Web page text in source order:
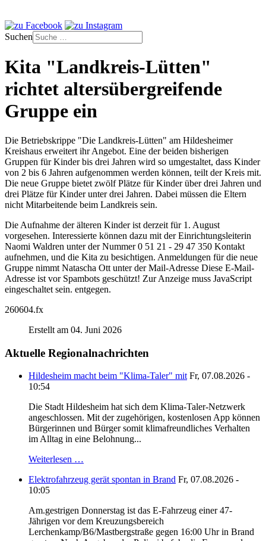
Suchen
Kita "Landkreis-Lütten"
richtet altersübergreifende
Gruppe ein
Die Betriebskrippe "Die Landkreis-Lütten" am Hildesheimer
Kreishaus erweitert ihr Angebot. Eine der beiden bisherigen
Gruppen für Kinder bis drei Jahren wird so umgestaltet, dass Kinder
von 2 bis 6 Jahren aufgenommen werden können, teilt der Kreis mit.
Die neue Gruppe bietet zwölf Plätze für Kinder über drei Jahren und
drei Plätze für Kinder unter drei Jahren. Dabei müssen die Eltern
nicht Mitarbeitende beim Landkreis sein.
Die Aufnahme der älteren Kinder ist derzeit für 1. August
vorgesehen. Interessierte können dazu mit der Einrichtungsleiterin
Naomi Waldren unter der Nummer 0 51 21 - 29 47 350 Kontakt
aufnehmen, und die Kita zu besichtigen. Anmeldungen für die neue
Gruppe nimmt Natascha Ott unter der Mail-Adresse Diese E-Mail-
Adresse ist vor Spambots geschützt! Zur Anzeige muss JavaScript
eingeschaltet sein. entgegen.
260604.fx
Erstellt am 04. Juni 2026
Aktuelle Regionalnachrichten
Hildesheim macht beim "Klima-Taler" mit Fr, 07.08.2026 -
10:54
Die Stadt Hildesheim hat sich dem Klima-Taler-Netzwerk
angeschlossen. Mit der zugehörigen, kostenlosen App können
Bürgerinnen und Bürger somit klimafreundliches Verhalten
im Alltag in eine Belohnung...
Weiterlesen …
Elektrofahrzeug gerät spontan in Brand Fr, 07.08.2026 -
10:05
Am.gestrigen Donnerstag ist das E-Fahrzeug einer 47-
Jährigen vor dem Kreuzungsbereich
Lerchenkamp/B6/Mastbergstraße gegen 16:00 Uhr in Brand